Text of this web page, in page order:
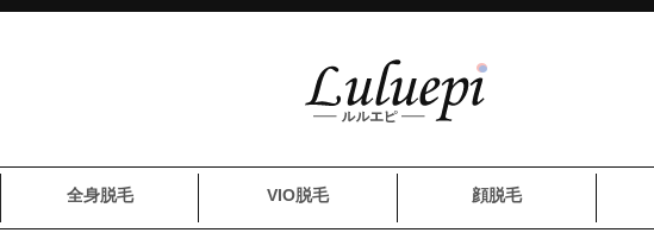
全身脱毛 VIO脱毛 顔脱毛